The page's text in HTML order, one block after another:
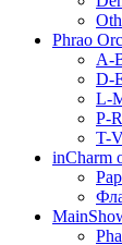
Phrao
A-
D-
L-
P-
T-
inCharm